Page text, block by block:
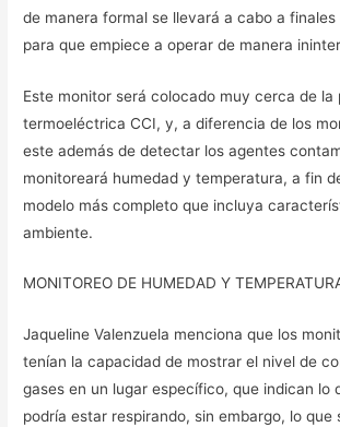
de manera formal se llevará a cabo a
para que empiece a operar de manera
Este monitor será colocado muy cerca de la
termoeléctrica CCI, y, a diferencia de los
este además de detectar los agentes
monitoreará humedad y temperatura, a fin
modelo más completo que incluya
ambiente.
MONITOREO DE HUMEDAD Y
Jaqueline Valenzuela menciona que los
tenían la capacidad de mostrar el nivel de
gases en un lugar específico, que indican lo
podría estar respirando, sin embargo, lo que